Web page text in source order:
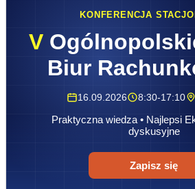
KONFERENCJA
V
Biur
16.09.2026 8:30-17:10
Praktyczna wiedza • Najlepsi
dyskusyjne
Zapisz się